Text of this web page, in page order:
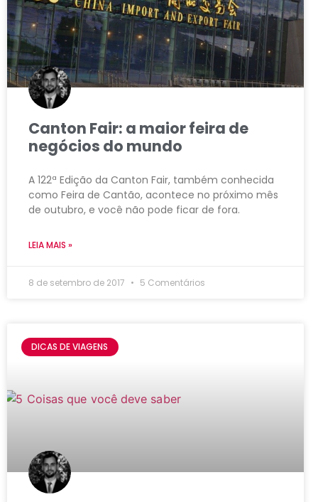
Canton Fair: a maior feira de
negócios do mundo
A 122ª Edição da Canton Fair, também conhecida
como Feira de Cantão, acontece no próximo mês
de outubro, e você não pode ficar de fora.
LEIA MAIS »
8 de setembro de 2017 5 Comentários
DICAS DE VIAGENS